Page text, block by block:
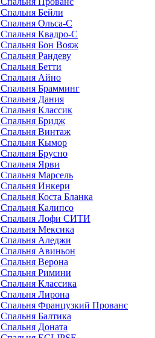
Спальня Бейли
Спальня Ольса-С
Спальня Квадро-С
Спальня Бон Вояж
Спальня Рандеву
Спальня Бетти
Спальня Айно
Спальня Брамминг
Спальня Дания
Спальня Классик
Спальня Бридж
Спальня Винтаж
Спальня Кымор
Спальня Брусно
Спальня Ярви
Спальня Марсель
Спальня Инкери
Спальня Коста Бланка
Спальня Калипсо
Спальня Лофи СИТИ
Спальня Мексика
Спальня Аледжи
Спальня Авиньон
Спальня Верона
Спальня Римини
Спальня Классика
Спальня Лирона
Спальня Французкий Прованс
Спальня Балтика
Спальня Доната